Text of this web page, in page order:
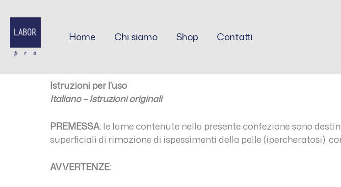
contenuto
Home Chi siamo Shop Contatti
Istruzioni per l’uso
Italiano – Istruzioni originali
PREMESSA: le lame contenute nella presente confezione sono
superficiali di rimozione di ispessimenti della pelle (ipercheratosi),
AVVERTENZE: